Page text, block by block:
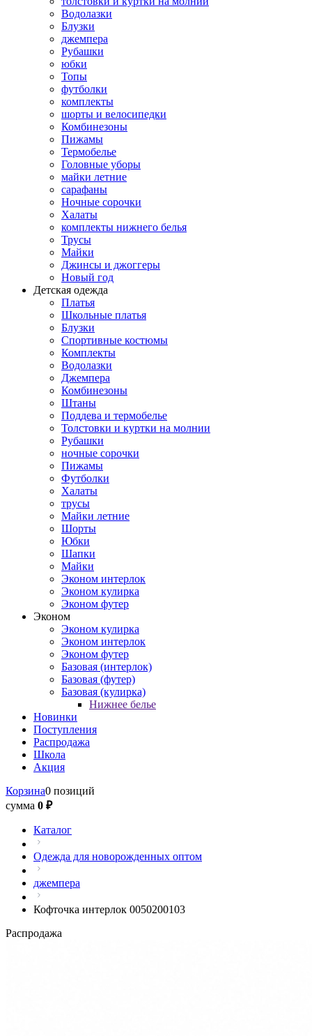
Водолазки
Блузки
джемпера
Рубашки
юбки
Топы
футболки
комплекты
шорты и велосипедки
Комбинезоны
Пижамы
Термобелье
Головные уборы
майки летние
сарафаны
Ночные сорочки
Халаты
комплекты нижнего белья
Трусы
Майки
Джинсы и джоггеры
Новый год
Детская одежда
Платья
Школьные платья
Блузки
Спортивные костюмы
Комплекты
Водолазки
Джемпера
Комбинезоны
Штаны
Поддева и термобелье
Толстовки и куртки на молнии
Рубашки
ночные сорочки
Пижамы
Футболки
Халаты
трусы
Майки летние
Шорты
Юбки
Шапки
Майки
Эконом интерлок
Эконом кулирка
Эконом футер
Эконом
Эконом кулирка
Эконом интерлок
Эконом футер
Базовая (интерлок)
Базовая (футер)
Базовая (кулирка)
Нижнее белье
Новинки
Поступления
Распродажа
Школа
Акция
Корзина0 позиций
сумма 0 ₽
Каталог
Одежда для новорожденных оптом
джемпера
Кофточка интерлок 0050200103
Распродажа